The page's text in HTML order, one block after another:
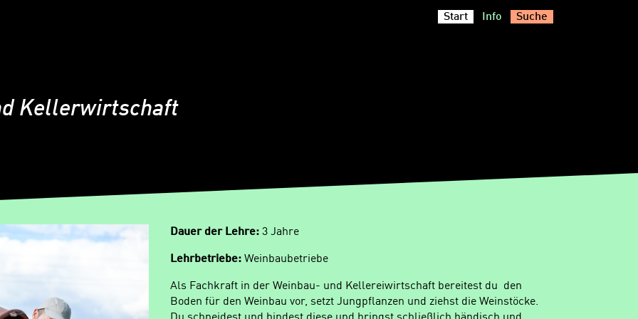
Start
Info Suche
Kellerwirtschaft
Dauer der Lehre: 3 Jahre
Lehrbetriebe: Weinbaubetriebe
Als Fachkraft in der Weinbau- und Kellereiwirtschaft bereitest du den
Boden für den Weinbau vor, setzt Jungpflanzen und ziehst die Weinstöcke.